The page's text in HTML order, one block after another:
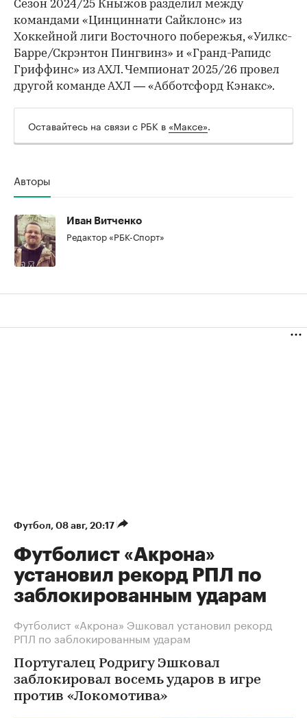
Сезон 2024/25 Кныжов разделил между
командами «Цинциннати Сайклонс» из
Хоккейной лиги Восточного побережья, «Уилкс-
Барре/Скрэнтон Пингвинз» и «Гранд-Рапидс
Гриффинс» из АХЛ. Чемпионат 2025/26 провел
другой команде АХЛ — «Абботсфорд Кэнакс».
Оставайтесь на связи с РБК в «Максе».
Авторы
Иван Витченко
Редактор «РБК-Спорт»
Футбол⁠, 08 авг, 20:17
Футболист «Акрона»
установил рекорд РПЛ по
заблокированным ударам
Футболист «Акрона» Эшковал установил рекорд
РПЛ по заблокированным ударам
Португалец Родригу Эшковал
заблокировал восемь ударов в игре
против «Локомотива»